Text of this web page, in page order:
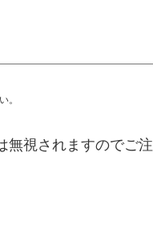
。
無視されますのでご